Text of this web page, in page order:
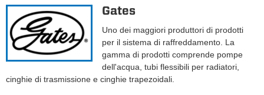
Gates
Uno dei maggiori produttori di prodotti
per il sistema di raffreddamento. La
gamma di prodotti comprende pompe
dell'acqua, tubi flessibili per radiatori,
cinghie di trasmissione e cinghie trapezoidali.